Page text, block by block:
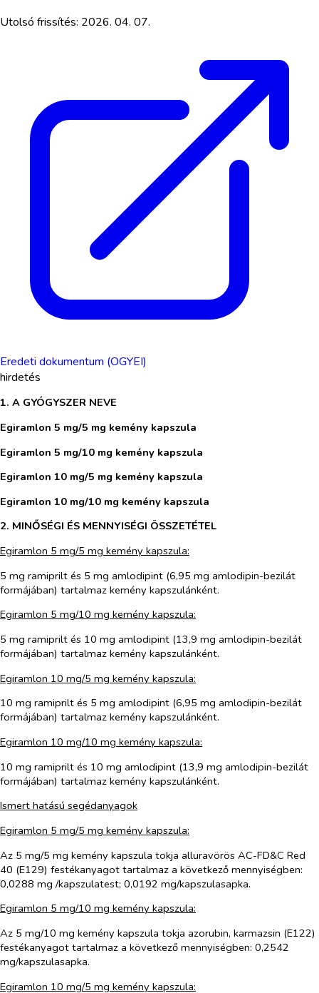
Utolsó frissítés: 2026. 04. 07.
Eredeti dokumentum (OGYEI)
hirdetés
1. A GYÓGYSZER NEVE
Egiramlon 5 mg/5 mg kemény kapszula
Egiramlon 5 mg/10 mg kemény kapszula
Egiramlon 10 mg/5 mg kemény kapszula
Egiramlon 10 mg/10 mg kemény kapszula
2. MINŐSÉGI ÉS MENNYISÉGI ÖSSZETÉTEL
Egiramlon 5 mg/5 mg kemény kapszula:
5 mg ramiprilt és 5 mg amlodipint (6,95 mg amlodipin-bezilát
formájában) tartalmaz kemény kapszulánként.
Egiramlon 5 mg/10 mg kemény kapszula:
5 mg ramiprilt és 10 mg amlodipint (13,9 mg amlodipin-bezilát
formájában) tartalmaz kemény kapszulánként.
Egiramlon 10 mg/5 mg kemény kapszula:
10 mg ramiprilt és 5 mg amlodipint (6,95 mg amlodipin-bezilát
formájában) tartalmaz kemény kapszulánként.
Egiramlon 10 mg/10 mg kemény kapszula:
10 mg ramiprilt és 10 mg amlodipint (13,9 mg amlodipin-bezilát
formájában) tartalmaz kemény kapszulánként.
Ismert hatású segédanyagok
Egiramlon 5 mg/5 mg kemény kapszula:
Az 5 mg/5 mg kemény kapszula tokja alluravörös AC-FD&C Red
40 (E129) festékanyagot tartalmaz a következő mennyiségben:
0,0288 mg /kapszulatest; 0,0192 mg/kapszulasapka.
Egiramlon 5 mg/10 mg kemény kapszula:
Az 5 mg/10 mg kemény kapszula tokja azorubin, karmazsin (E122)
festékanyagot tartalmaz a következő mennyiségben: 0,2542
mg/kapszulasapka.
Egiramlon 10 mg/5 mg kemény kapszula: